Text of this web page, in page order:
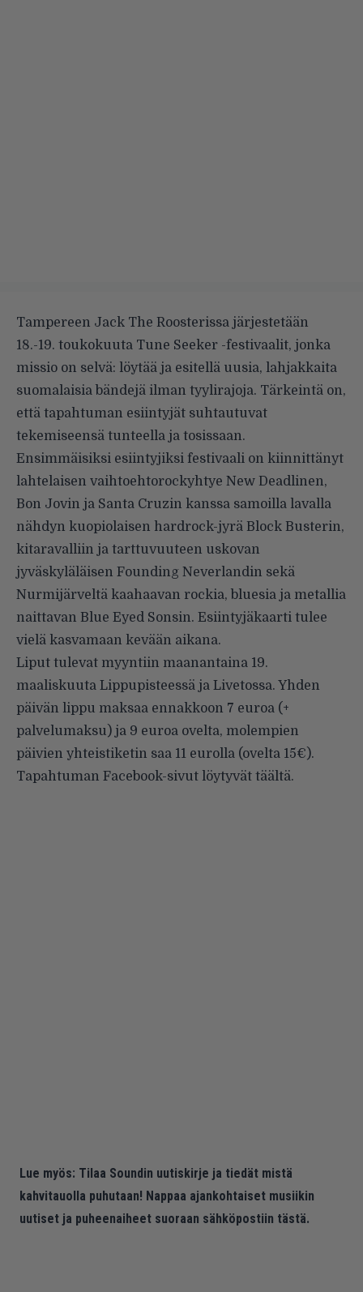
Tampereen Jack The Roosterissa järjestetään
18.-19. toukokuuta Tune Seeker -festivaalit, jonka
missio on selvä: löytää ja esitellä uusia, lahjakkaita
suomalaisia bändejä ilman tyylirajoja. Tärkeintä on,
että tapahtuman esiintyjät suhtautuvat
tekemiseensä tunteella ja tosissaan.
Ensimmäisiksi esiintyjiksi festivaali on kiinnittänyt
lahtelaisen vaihtoehtorockyhtye New Deadlinen,
Bon Jovin ja Santa Cruzin kanssa samoilla lavalla
nähdyn kuopiolaisen hardrock-jyrä Block Busterin,
kitaravalliin ja tarttuvuuteen uskovan
jyväskyläläisen Founding Neverlandin sekä
Nurmijärveltä kaahaavan rockia, bluesia ja metallia
naittavan Blue Eyed Sonsin. Esiintyjäkaarti tulee
vielä kasvamaan kevään aikana.
Liput tulevat myyntiin maanantaina 19.
maaliskuuta Lippupisteessä ja Livetossa. Yhden
päivän lippu maksaa ennakkoon 7 euroa (+
palvelumaksu) ja 9 euroa ovelta, molempien
päivien yhteistiketin saa 11 eurolla (ovelta 15€).
Tapahtuman Facebook-sivut löytyvät täältä.
Lue myös: Tilaa Soundin uutiskirje ja tiedät mistä
kahvitauolla puhutaan! Nappaa ajankohtaiset musiikin
uutiset ja puheenaiheet suoraan sähköpostiin tästä.